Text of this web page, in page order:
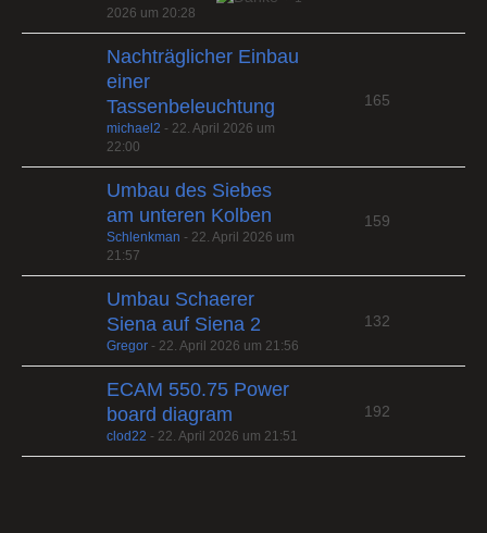
2026 um 20:28
Nachträglicher Einbau
einer
Tassenbeleuchtung
michael2 - 22. April 2026 um
22:00
165
Umbau des Siebes
am unteren Kolben
Schlenkman - 22. April 2026 um
21:57
159
Umbau Schaerer
Siena auf Siena 2
Gregor - 22. April 2026 um 21:56
132
ECAM 550.75 Power
board diagram
clod22 - 22. April 2026 um 21:51
192